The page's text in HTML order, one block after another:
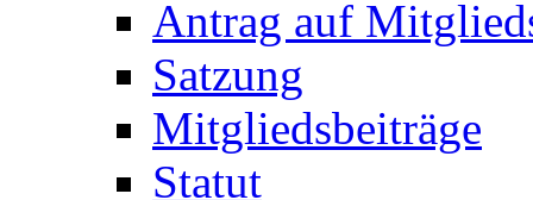
Antrag auf
Satzung
Mitgliedsbeiträge
Statut